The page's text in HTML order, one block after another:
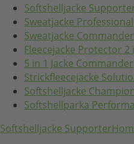
Softshelljacke
Sweatjacke Professional
Sweatjacke Commander
Fleecejacke Protector 2
5 in 1 Jacke Commander
Strickfleecejacke
Softshelljacke
Softshellparka
Softshelljacke Supporter